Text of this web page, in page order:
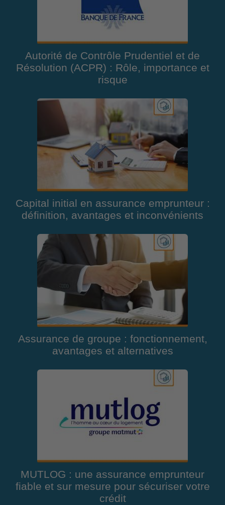
Autorité de Contrôle Prudentiel et de
Résolution (ACPR) : Rôle, importance et
risque
Capital initial en assurance emprunteur :
définition, avantages et inconvénients
Assurance de groupe : fonctionnement,
avantages et alternatives
MUTLOG : une assurance emprunteur
fiable et sur mesure pour sécuriser votre
crédit